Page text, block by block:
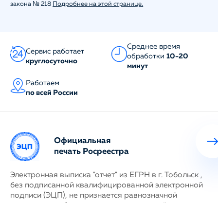
закона № 218 Подробнее на этой странице.
Сервис работает
круглосуточно
Среднее время
обработки 10-20
минут
Работаем
по всей России
Официальная
печать Росреестра
Электронная выписка "отчет" из ЕГРН в г. Тобольск ,
без подписанной квалифицированной электронной
подписи (ЭЦП), не признается равнозначной